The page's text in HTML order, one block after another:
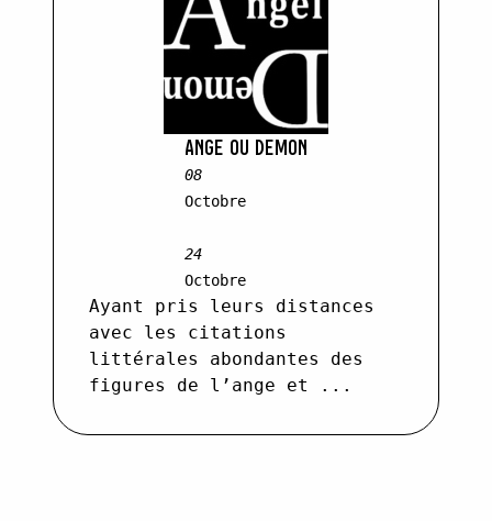
ANGE OU DEMON
08
Octobre
24
Octobre
Ayant pris leurs distances
avec les citations
littérales abondantes des
figures de l’ange et ...